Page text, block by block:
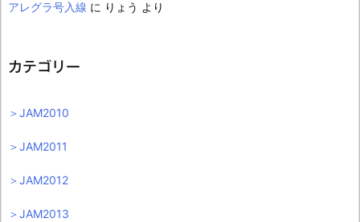
アレグラ号入線 に りょう より
カテゴリー
＞JAM2010
＞JAM2011
＞JAM2012
＞JAM2013